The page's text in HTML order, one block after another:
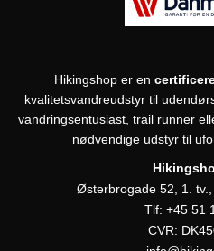
Hikingshop er en
kvalitetsvandreudstyr til
vandringsentusiast, trail runner
nødvendige udstyr til
Østerbrogade 52, 1.
Tlf: +45 51
CVR: